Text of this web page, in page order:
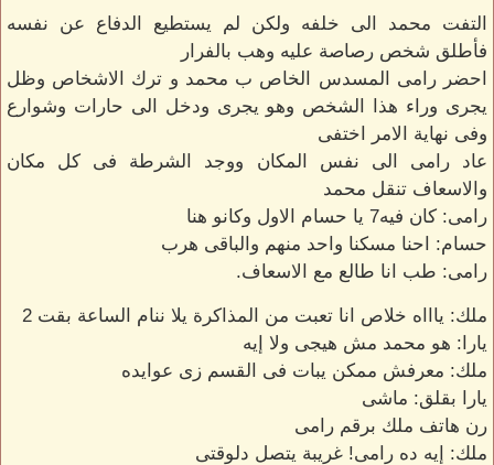
التفت محمد الى خلفه ولكن لم يستطيع الدفاع عن نفسه
فأطلق شخص رصاصة عليه وهب بالفرار
احضر رامى المسدس الخاص ب محمد و ترك الاشخاص وظل
يجرى وراء هذا الشخص وهو يجرى ودخل الى حارات وشوارع
وفى نهاية الامر اختفى
عاد رامى الى نفس المكان ووجد الشرطة فى كل مكان
والاسعاف تنقل محمد
رامى: كان فيه7 يا حسام الاول وكانو هنا
حسام: احنا مسكنا واحد منهم والباقى هرب
رامى: طب انا طالع مع الاسعاف.
ملك: ياااه خلاص انا تعبت من المذاكرة يلا ننام الساعة بقت 2
يارا: هو محمد مش هيجى ولا إيه
ملك: معرفش ممكن يبات فى القسم زى عوايده
يارا بقلق: ماشى
رن هاتف ملك برقم رامى
ملك: إيه ده رامى! غريبة يتصل دلوقتى